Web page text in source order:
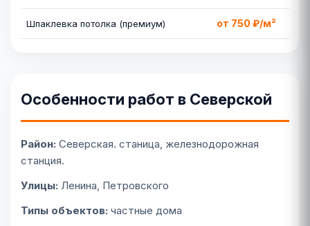
Шпаклевка потолка (премиум) от 750 ₽/м²
Особенности работ в Северской
Район: Северская. станица, железнодорожная
станция.
Улицы: Ленина, Петровского
Типы объектов: частные дома